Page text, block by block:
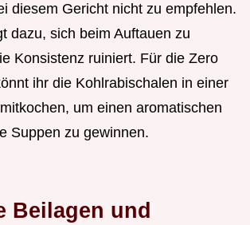
diesem Gericht nicht zu empfehlen.
dazu, sich beim Auftauen zu
Konsistenz ruiniert. Für die Zero
ihr die Kohlrabischalen in einer
um einen aromatischen
Suppen zu gewinnen.
Beilagen und